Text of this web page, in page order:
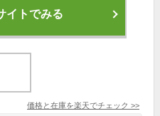
イトでみる
価格と在庫を楽天でチェック >>